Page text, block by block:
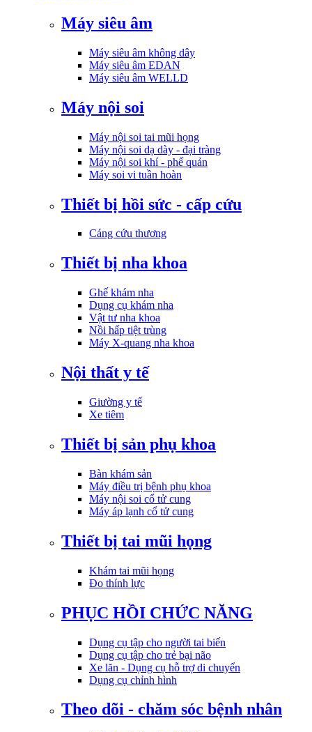
Máy siêu âm
Máy siêu âm không dây
Máy siêu âm EDAN
Máy siêu âm WELLD
Máy nội soi
Máy nội soi tai mũi họng
Máy nội soi dạ dày - đại tràng
Máy nội soi khí - phế quản
Máy soi vi tuần hoàn
Thiết bị hồi sức - cấp cứu
Cáng cứu thương
Thiết bị nha khoa
Ghế khám nha
Dụng cụ khám nha
Vật tư nha khoa
Nồi hấp tiệt trùng
Máy X-quang nha khoa
Nội thất y tế
Giường y tế
Xe tiêm
Thiết bị sản phụ khoa
Bàn khám sản
Máy điều trị bệnh phụ khoa
Máy nội soi cổ tử cung
Máy áp lạnh cổ tử cung
Thiết bị tai mũi họng
Khám tai mũi họng
Đo thính lực
PHỤC HỒI CHỨC NĂNG
Dụng cụ tập cho người tai biến
Dụng cụ tập cho trẻ bại não
Xe lăn - Dụng cụ hỗ trợ di chuyển
Dụng cụ chỉnh hình
Theo dõi - chăm sóc bệnh nhân